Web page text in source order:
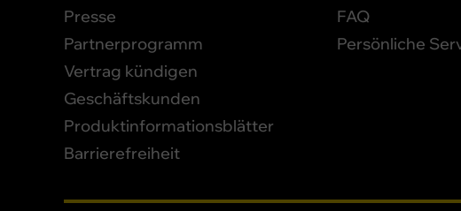
Presse
Partnerprogramm
Vertrag kündigen
Geschäftskunden
Produktinformationsblätter
Barrierefreiheit
FAQ
Persönliche